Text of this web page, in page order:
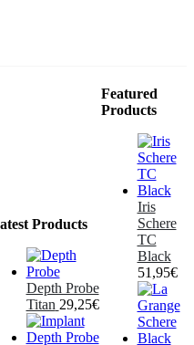
Products
Depth Probe
Titan 29,25€
Featured
Products
Iris
Schere
TC
Black
51,95€